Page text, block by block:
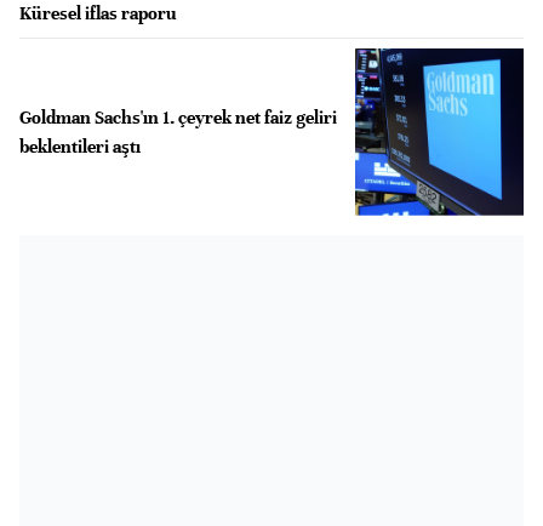
Küresel iflas raporu
Goldman Sachs'ın 1. çeyrek net faiz geliri
beklentileri aştı